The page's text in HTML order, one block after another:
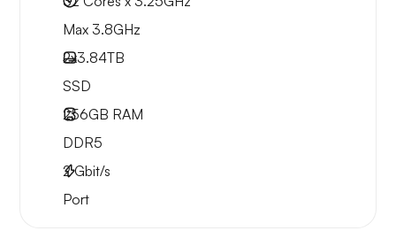
Max 3.8GHz
2x3.84TB
SSD
256GB RAM
DDR5
2Gbit/s
Port